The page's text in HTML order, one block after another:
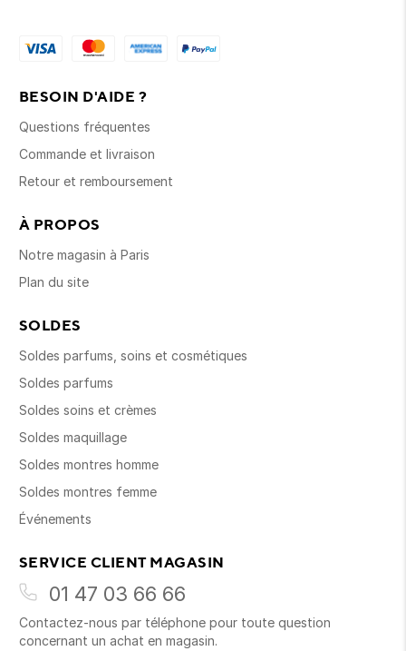
BESOIN D'AIDE ?
Questions fréquentes
Commande et livraison
Retour et remboursement
À PROPOS
Notre magasin à Paris
Plan du site
SOLDES
Soldes parfums, soins et cosmétiques
Soldes parfums
Soldes soins et crèmes
Soldes maquillage
Soldes montres homme
Soldes montres femme
Événements
SERVICE CLIENT MAGASIN
01 47 03 66 66
Contactez-nous par téléphone pour toute question
concernant un achat en magasin.